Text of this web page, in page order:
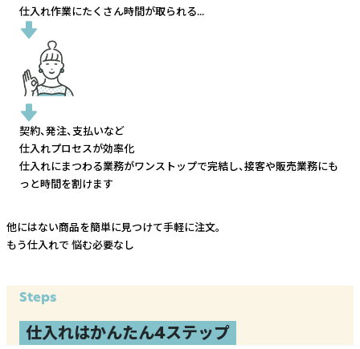
仕入れ作業にたくさん時間が取られる...
契約、発注、支払いなど
仕入れプロセスが効率化
仕入れにまつわる業務がワンストップで完結し、接客や販売業務にも
っと時間を割けます
他にはない商品を簡単に見つけて手軽に注文。
もう仕入れで 悩む必要なし
Steps
仕入れはかんたん4ステップ